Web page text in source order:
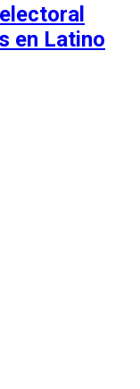
en Latino